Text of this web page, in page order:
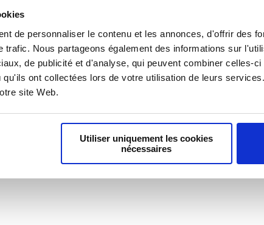
de personnaliser le contenu et les annonces, d'offrir des
trafic. Nous partageons également des informations sur
de publicité et d'analyse, qui peuvent combiner celles-
ont collectées lors de votre utilisation de leurs
site Web.
Utiliser uniquement les cookies
nécessaires
du